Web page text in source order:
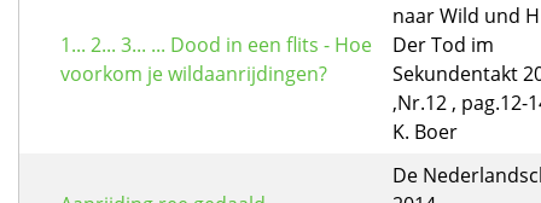
1... 2... 3... ... Dood in een flits - Hoe
voorkom je wildaanrijdingen?
naar Wild und
Der Tod im
Sekundentakt
,Nr.12 , pag.12-
K. Boer
De